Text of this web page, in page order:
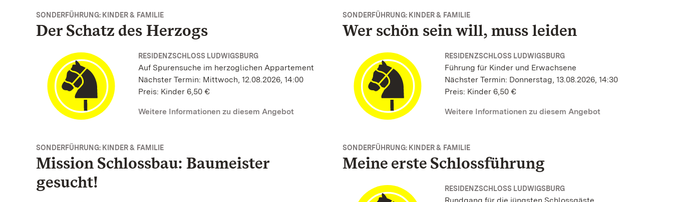
SONDERFÜHRUNG: KINDER & FAMILIE
Der Schatz des Herzogs
RESIDENZSCHLOSS LUDWIGSBURG
Auf Spurensuche im herzoglichen Appartement
Nächster Termin: Mittwoch, 12.08.2026, 14:00
Preis: Kinder 6,50 €
Weitere Informationen zu diesem Angebot
SONDERFÜHRUNG: KINDER & FAMILIE
Wer schön sein will, muss leiden
RESIDENZSCHLOSS LUDWIGSBURG
Führung für Kinder und Erwachsene
Nächster Termin: Donnerstag, 13.08.2026, 14:30
Preis: Kinder 6,50 €
Weitere Informationen zu diesem Angebot
SONDERFÜHRUNG: KINDER & FAMILIE
Mission Schlossbau: Baumeister
gesucht!
SONDERFÜHRUNG: KINDER & FAMILIE
Meine erste Schlossführung
RESIDENZSCHLOSS LUDWIGSBURG